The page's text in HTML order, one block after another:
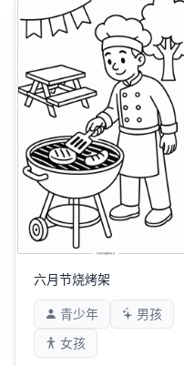
六月节烧烤架
青少年
男孩
女孩